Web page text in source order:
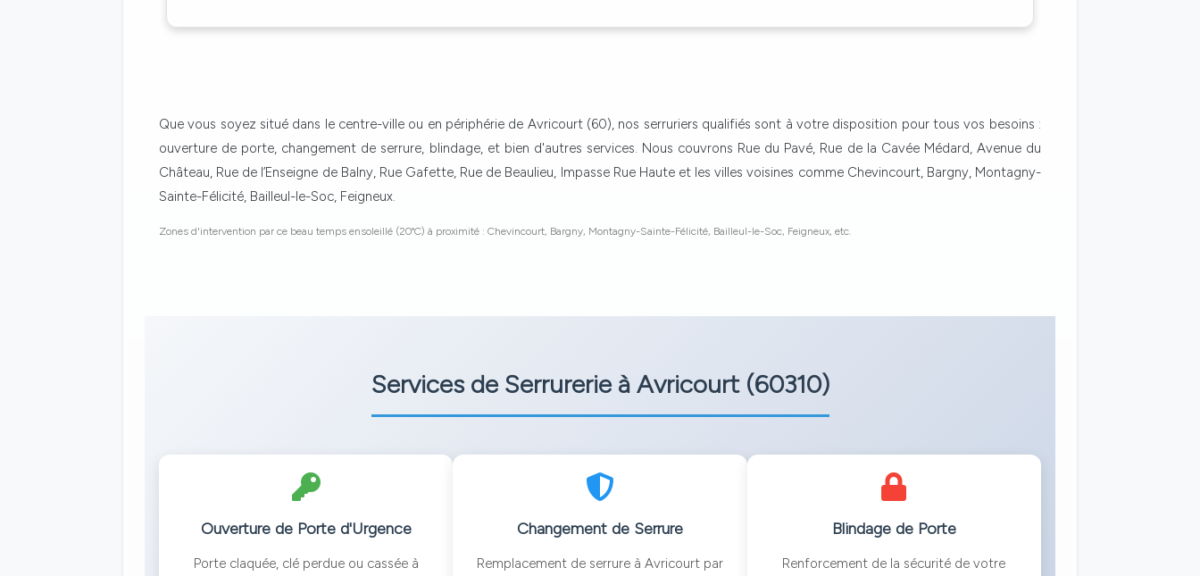
Que vous soyez situé dans le centre-ville ou en périphérie de Avricourt (60), nos serruriers qualifiés sont à votre disposition pour tous vos besoins :
ouverture de porte, changement de serrure, blindage, et bien d'autres services. Nous couvrons Rue du Pavé, Rue de la Cavée Médard, Avenue du
Château, Rue de l’Enseigne de Balny, Rue Gafette, Rue de Beaulieu, Impasse Rue Haute et les villes voisines comme Chevincourt, Bargny, Montagny-
Sainte-Félicité, Bailleul-le-Soc, Feigneux.
Zones d'intervention par ce beau temps ensoleillé (20°C) à proximité : Chevincourt, Bargny, Montagny-Sainte-Félicité, Bailleul-le-Soc, Feigneux, etc.
Services de Serrurerie à Avricourt (60310)
Ouverture de Porte d'Urgence
Porte claquée, clé perdue ou cassée à
Changement de Serrure
Remplacement de serrure à Avricourt par
Blindage de Porte
Renforcement de la sécurité de votre